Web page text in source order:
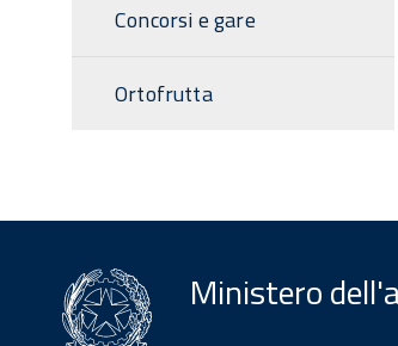
Concorsi e gare
Ortofrutta
Ministero